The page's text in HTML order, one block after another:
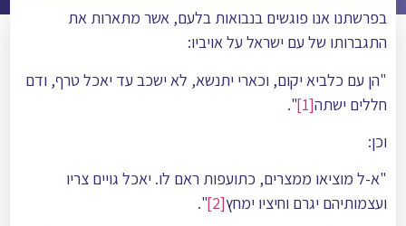
בפרשתנו אנו פוגשים בנבואות בלעם, אשר מתארות את
התגברותו של עם ישראל על אויביו:
"הן עם כלביא יקום, וכארי יתנשא, לא ישכב עד יאכל טרף, ודם
חללים ישתה[1]
".
וכן:
"א-ל מוציאו ממצרים, כתועפות ראם לו. יאכל גויים צריו
ועצמותיהם יגרם וחיציו ימחץ[2]
".